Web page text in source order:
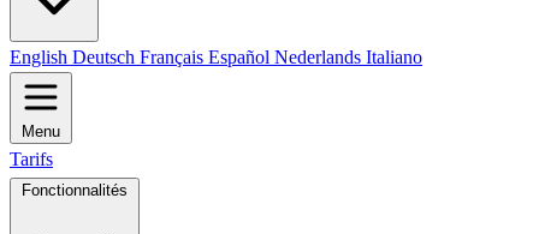
English Deutsch Français Español Nederlands Italiano
Menu
Tarifs
Fonctionnalités